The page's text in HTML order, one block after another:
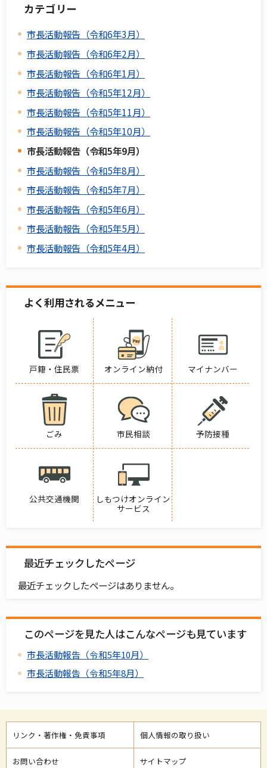
カテゴリー
市長活動報告（令和6年3月）
市長活動報告（令和6年2月）
市長活動報告（令和6年1月）
市長活動報告（令和5年12月）
市長活動報告（令和5年11月）
市長活動報告（令和5年10月）
市長活動報告（令和5年9月）
市長活動報告（令和5年8月）
市長活動報告（令和5年7月）
市長活動報告（令和5年6月）
市長活動報告（令和5年5月）
市長活動報告（令和5年4月）
よく利用されるメニュー
戸籍・住民票 オンライン納付 マイナンバー
ごみ 市民相談 予防接種
公共交通機関
しもつけオンライン
サービス
最近チェックしたページ
最近チェックしたページはありません。
このページを見た人はこんなページも見ています
市長活動報告（令和5年10月）
市長活動報告（令和5年8月）
リンク・著作権・免責事項 個人情報の取り扱い
お問い合わせ サイトマップ